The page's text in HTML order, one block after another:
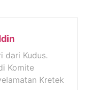
dari Kudus.
Komite
Kretek